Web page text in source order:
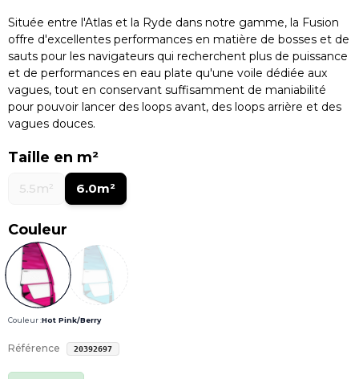
Située entre l'Atlas et la Ryde dans notre gamme, la Fusion
offre d'excellentes performances en matière de bosses et de
sauts pour les navigateurs qui recherchent plus de puissance
et de performances en eau plate qu'une voile dédiée aux
vagues, tout en conservant suffisamment de maniabilité
pour pouvoir lancer des loops avant, des loops arrière et des
vagues douces.
Taille en m²
5.5m² 6.0m²
Couleur
Couleur :Hot Pink/Berry
Référence 20392697